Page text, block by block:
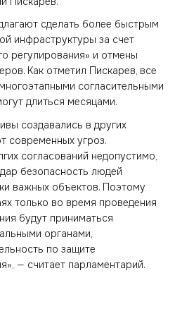
сделать более быстрым
инфраструктуры за счет
регулирования» и отмены
Как отметил Пискарев, все
согласительными
длиться месяцами.
создавались в других
современных угроз.
согласований недопустимо,
безопасность людей
важных объектов. Поэтому
только во время проведения
будут приниматься
органами,
по защите
— считает парламентарий.